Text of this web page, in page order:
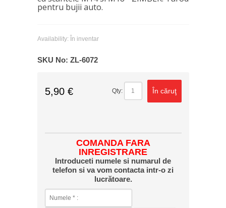
pentru bujii auto.
Availability: În inventar
SKU No: ZL-6072
5,90 € Qty: În căruţ
COMANDA FARA
INREGISTRARE
Introduceti numele si numarul de
telefon si va vom contacta intr-o zi
lucrătoare.